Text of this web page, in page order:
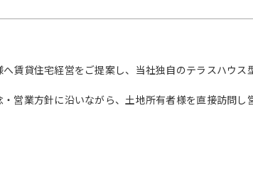
賃貸住宅経営をご提案し、当社独自のテラスハウス
営業方針に沿いながら、土地所有者様を直接訪問し